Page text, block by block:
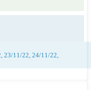
23/11/22, 24/11/22,